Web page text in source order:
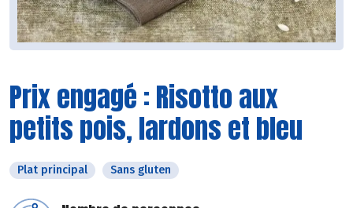
Prix engagé : Risotto aux
petits pois, lardons et bleu
Plat principal Sans gluten